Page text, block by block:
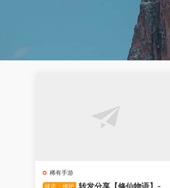
稀有手游
状态：维护 转发分享【修仙物语】-